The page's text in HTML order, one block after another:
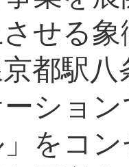
せる
都駅
ーショ
をコ